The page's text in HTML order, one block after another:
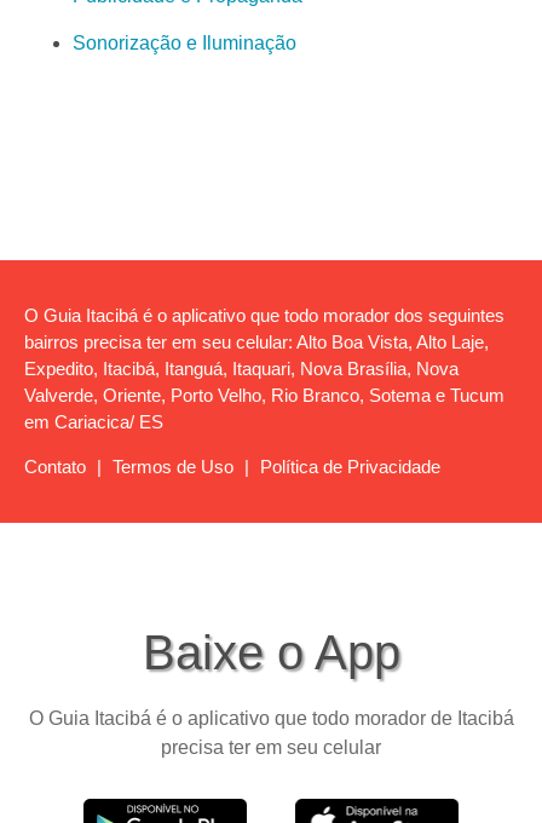
Sonorização e Iluminação
O Guia Itacibá é o aplicativo que todo morador dos seguintes
bairros precisa ter em seu celular: Alto Boa Vista, Alto Laje,
Expedito, Itacibá, Itanguá, Itaquari, Nova Brasília, Nova
Valverde, Oriente, Porto Velho, Rio Branco, Sotema e Tucum
em Cariacica/ ES
Contato | Termos de Uso | Política de Privacidade
Baixe o App
O Guia Itacibá é o aplicativo que todo morador de Itacibá
precisa ter em seu celular